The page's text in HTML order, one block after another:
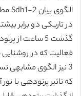
در تاریکی دو برابر
گذشت 5 ساعت